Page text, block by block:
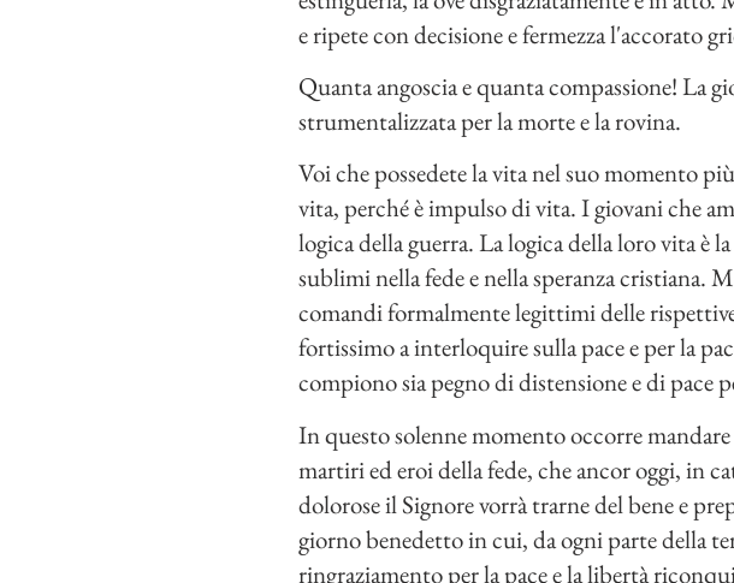
e ripete con decisione e fermezza l'accorato
Quanta angoscia e quanta compassione! La
strumentalizzata per la morte e la rovina.
Voi che possedete la vita nel suo momento
vita, perché è impulso di vita. I giovani che
logica della guerra. La logica della loro vita è
sublimi nella fede e nella speranza cristiana.
comandi formalmente legittimi delle
fortissimo a interloquire sulla pace e per la
compiono sia pegno di distensione e di pace
In questo solenne momento occorre
martiri ed eroi della fede, che ancor oggi, in
dolorose il Signore vorrà trarne del bene e
giorno benedetto in cui, da ogni parte della
ringraziamento per la pace e la libertà